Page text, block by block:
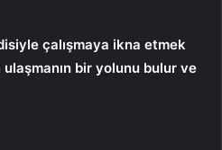
çalışmaya ikna etmek
ulaşmanın bir yolunu bulur ve